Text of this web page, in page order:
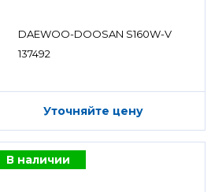
DAEWOO-DOOSAN S160W-V
137492
Уточняйте цену
В наличии